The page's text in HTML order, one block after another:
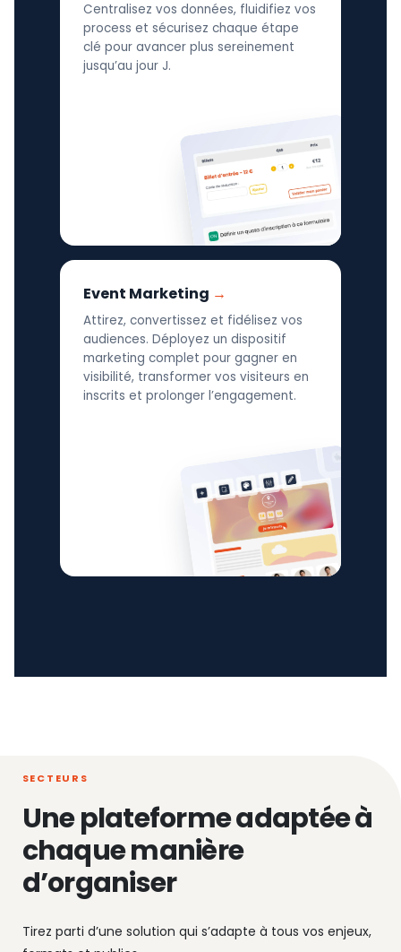
Centralisez vos données, fluidifiez vos
process et sécurisez chaque étape
clé pour avancer plus sereinement
jusqu’au jour J.
Event Marketing
Attirez, convertissez et fidélisez vos
audiences. Déployez un dispositif
marketing complet pour gagner en
visibilité, transformer vos visiteurs en
inscrits et prolonger l’engagement.
SECTEURS
Une plateforme adaptée à
chaque manière
d’organiser
Tirez parti d’une solution qui s’adapte à tous vos enjeux,